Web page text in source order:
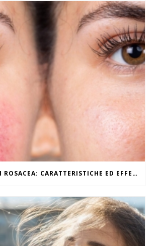
LA PELLE CON ROSACEA: CARATTERISTICHE ED EFFETTI DEL CALDO